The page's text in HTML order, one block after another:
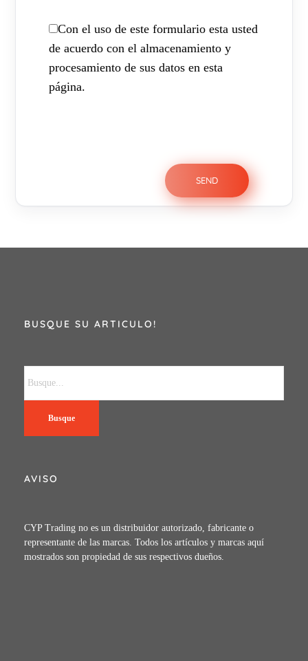
Con el uso de este formulario esta usted
de acuerdo con el almacenamiento y
procesamiento de sus datos en esta
página.
BUSQUE SU ARTICULO!
Busque
AVISO
CYP Trading no es un distribuidor autorizado, fabricante o
representante de las marcas. Todos los artículos y marcas aquí
mostrados son propiedad de sus respectivos dueños.